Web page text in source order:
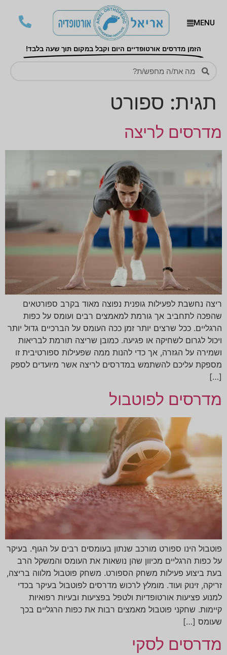
MENU
הזמן מדרסים אורטופדיים היום וקבל במקום תוך שעה בלבד!
תגית: ספורט
מדרסים לריצה
ריצה נחשבת לפעילות גופנית נפוצה מאוד בקרב ספורטאים
שהפכה לתחביב אך גורמת למאמצים רבים ועומס על כפות
הרגליים. ככל שרצים יותר זמן ככה העומס על הברכיים גדול יותר
ויכול לגרום לשחיקה או פגיעה. כמובן שריצה תורמת לבריאות
ושמירה על הגזרה, אך כדי להנות ממה שפעילות ספורטיבית זו
מספקת עליכם להשתמש במדרסים לריצה אשר מיועדים לספק
[…]
מדרסים לפוטבול
פוטבול הינו ספורט מורכב שנתון בעומסים רבים על הגוף. בעיקר
על כפות הרגליים מכיוון שהן נושאות את העומס והמשקל הרב
בעת ביצוע פעילות משחק הספורט. משחק פוטבול מלווה בריצה,
זריקה, זינוק ועוד. מומלץ לרכוש מדרסים לפוטבול בעיקר בכדי
למנוע פציעות אורטופדיות ולטפל בפציעות ובעיות רפואיות
קיימות. שחקני פוטבול מאמצים רבות את כפות הרגליים בכך
שעומס […]
מדרסים לסקי